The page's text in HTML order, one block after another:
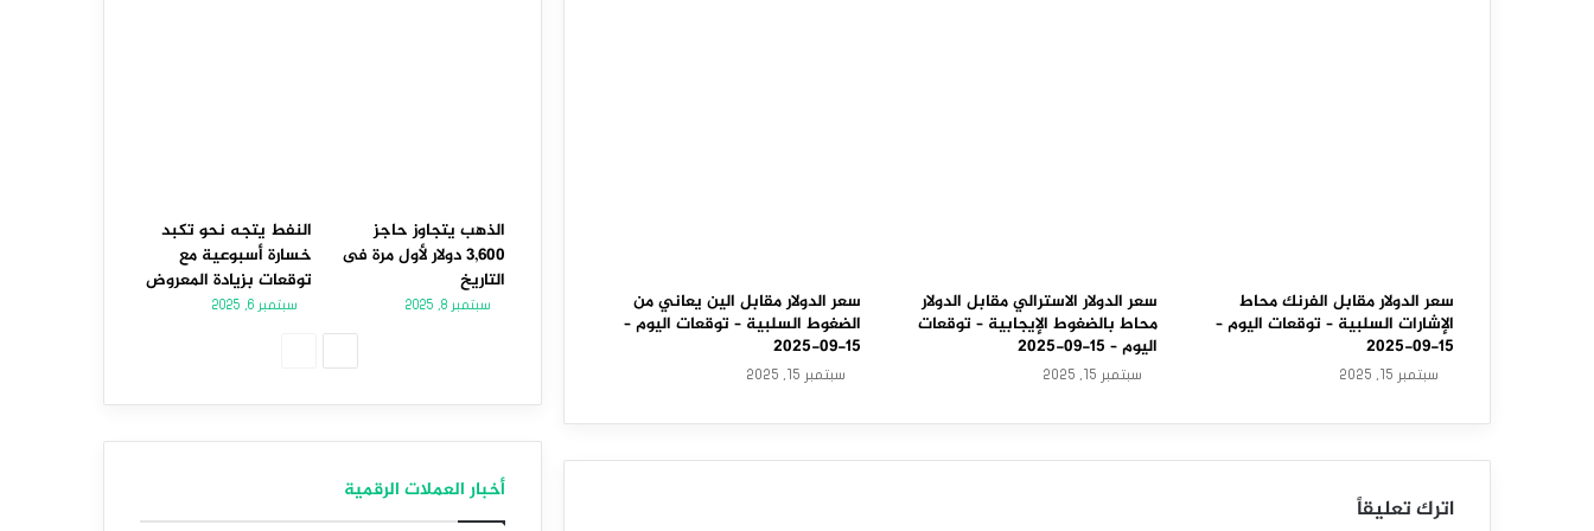
ا
ا
ل
د
و
ل
سعر الدولار مقابل الفرنك محاط
الإشارات السلبية – توقعات اليوم –
15-09-2025
سبتمبر 15, 2025
سعر الدولار الاسترالي مقابل الدولار
محاط بالضغوط الإيجابية – توقعات
اليوم – 15-09-2025
سبتمبر 15, 2025
سعر الدولار مقابل الين يعاني من
الضغوط السلبية – توقعات اليوم –
15-09-2025
سبتمبر 15, 2025
اترك تعليقاً
الذهب يتجاوز حاجز
3,600 دولار لأول مرة فى
التاريخ
سبتمبر 8, 2025
النفط يتجه نحو تكبد
خسارة أسبوعية مع
توقعات بزيادة المعروض
سبتمبر 6, 2025
أخبار العملات الرقمية